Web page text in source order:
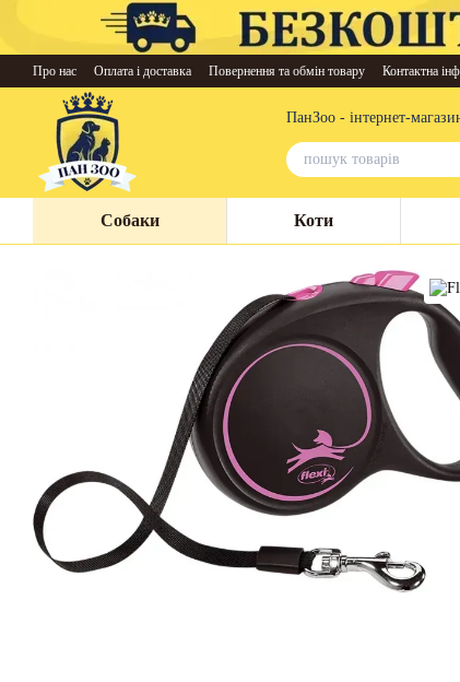
Перейти до основного контенту
Про нас Оплата і доставка Повернення та обмін товару Контактна
ПанЗоо - інтернет-
Собаки Коти